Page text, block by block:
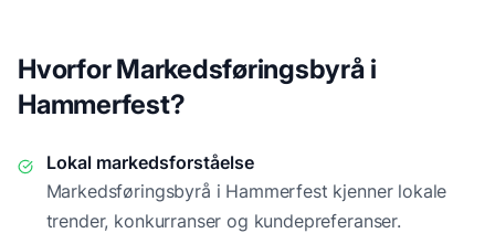
Hvorfor Markedsføringsbyrå i
Hammerfest?
Lokal markedsforståelse
Markedsføringsbyrå i Hammerfest kjenner lokale
trender, konkurranser og kundepreferanser.